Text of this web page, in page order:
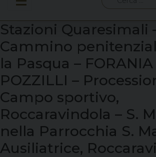
per:
Stazioni Quaresimali
Cammino
la Pasqua – FORANIA
POZZILLI –
Campo sportivo,
Roccaravindola – S.
nella Parrocchia S.
Ausiliatrice,